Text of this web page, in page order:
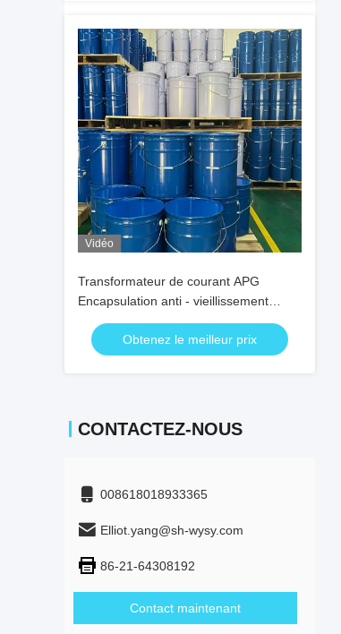
Vidéo
Transformateur de courant APG
Encapsulation anti - vieillissement
haute diélectrique époxy
Obtenez le meilleur prix
CONTACTEZ-NOUS
008618018933365
Elliot.yang@sh-wysy.com
86-21-64308192
Contact maintenant